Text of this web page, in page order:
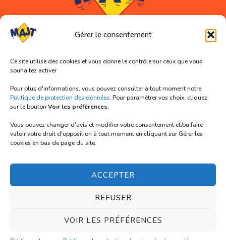
Gérer le consentement
Ce site utilise des cookies et vous donne le contrôle sur ceux que vous
souhaitez activer
Pour plus d'informations, vous pouvez consulter à tout moment notre
Politique de protection des données.Pour paramétrer vos choix, cliquez
sur le bouton Voir les préférences.
Vous pouvez changer d'avis et modifier votre consentement et/ou faire
valoir votre droit d'opposition à tout moment en cliquant sur Gérer les
cookies en bas de page du site.
ACCEPTER
REFUSER
VOIR LES PRÉFÉRENCES
Association MAJT (siège social)
11 rue Abélard
59000 LILLE
Mail : contact@majt-lille.org
Nous suivre
réalisé par
Atouts Komplys.